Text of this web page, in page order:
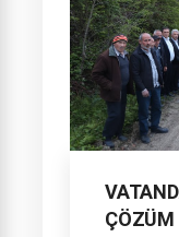
ÇÖZÜM